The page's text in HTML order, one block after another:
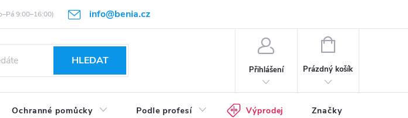
info@benia.cz
Hodnocení obchodu Články
HLEDAT
Přihlášení
NÁKUPNÍ
Prázdný košík
Ochranné pomůcky Podle profesí Výprodej Značky